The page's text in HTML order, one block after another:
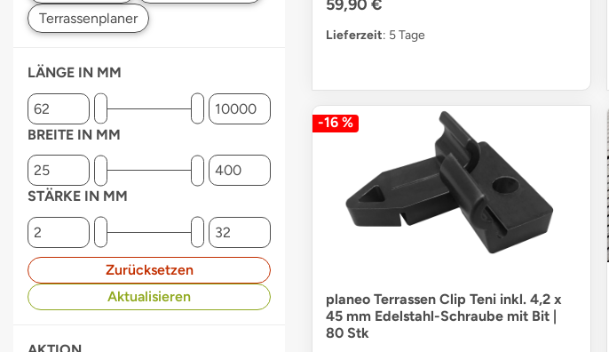
LÄNGE IN MM
BREITE IN MM
STÄRKE IN MM
Zurücksetzen
Aktualisieren
59,90 €
Lieferzeit: 5 Tage
-16 %
planeo Terrassen Clip Teni inkl. 4,2 x
45 mm Edelstahl-Schraube mit Bit |
80 Stk